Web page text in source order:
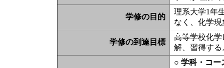
学修の目的
理系大学1年
なく、化学
学修の到達目標
高等学校化
解、習得する
○ 学科・コー